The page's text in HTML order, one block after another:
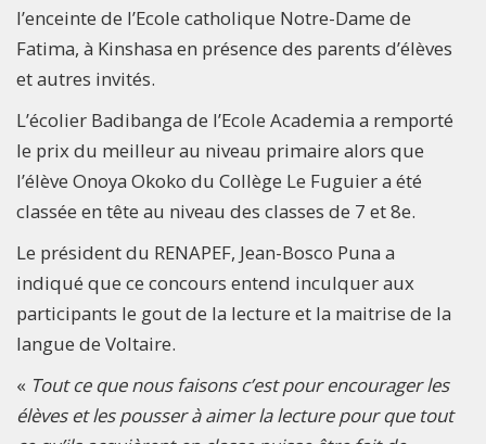
l’enceinte de l’Ecole catholique Notre-Dame de
Fatima, à Kinshasa en présence des parents d’élèves
et autres invités.
L’écolier Badibanga de l’Ecole Academia a remporté
le prix du meilleur au niveau primaire alors que
l’élève Onoya Okoko du Collège Le Fuguier a été
classée en tête au niveau des classes de 7 et 8e.
Le président du RENAPEF, Jean-Bosco Puna a
indiqué que ce concours entend inculquer aux
participants le gout de la lecture et la maitrise de la
langue de Voltaire.
« Tout ce que nous faisons c’est pour encourager les
élèves et les pousser à aimer la lecture pour que tout